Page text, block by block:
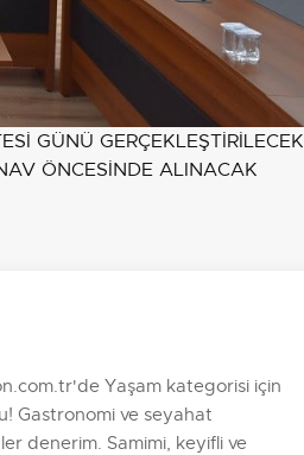
GÜNÜ GERÇEKLEŞTİRİLECEK
ÖNCESİNDE ALINACAK
Yaşam kategorisi için
Gastronomi ve seyahat
denerim. Samimi, keyifli ve